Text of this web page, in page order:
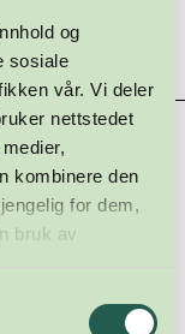
og
sosiale
vår. Vi deler
nettstedet
kombinere den
for dem,
bruk av